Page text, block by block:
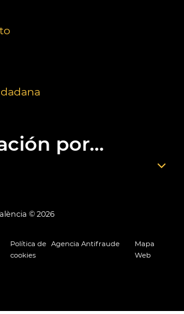
por...
© 2026
Política de
cookies
Agencia Antifraude
Mapa
Web